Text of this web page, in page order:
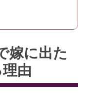
嫁に出た
由